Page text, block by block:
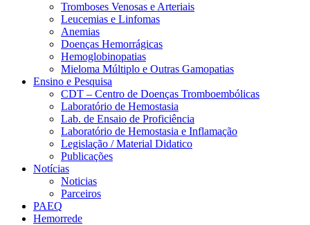
Tromboses Venosas e Arteriais
Leucemias e Linfomas
Anemias
Doenças Hemorrágicas
Hemoglobinopatias
Mieloma Múltiplo e Outras Gamopatias
Ensino e Pesquisa
CDT – Centro de Doenças Tromboembólicas
Laboratório de Hemostasia
Lab. de Ensaio de Proficiência
Laboratório de Hemostasia e Inflamação
Legislação / Material Didatico
Publicações
Notícias
Noticias
Parceiros
PAEQ
Hemorrede